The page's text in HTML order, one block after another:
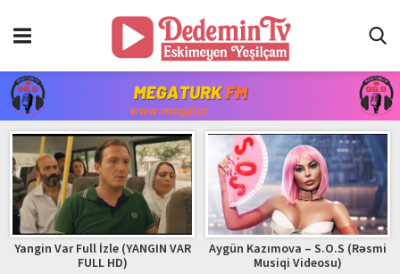
Yangin Var Full İzle (YANGIN VAR
FULL HD)
Aygün Kazımova – S.O.S (Rəsmi
Musiqi Videosu)